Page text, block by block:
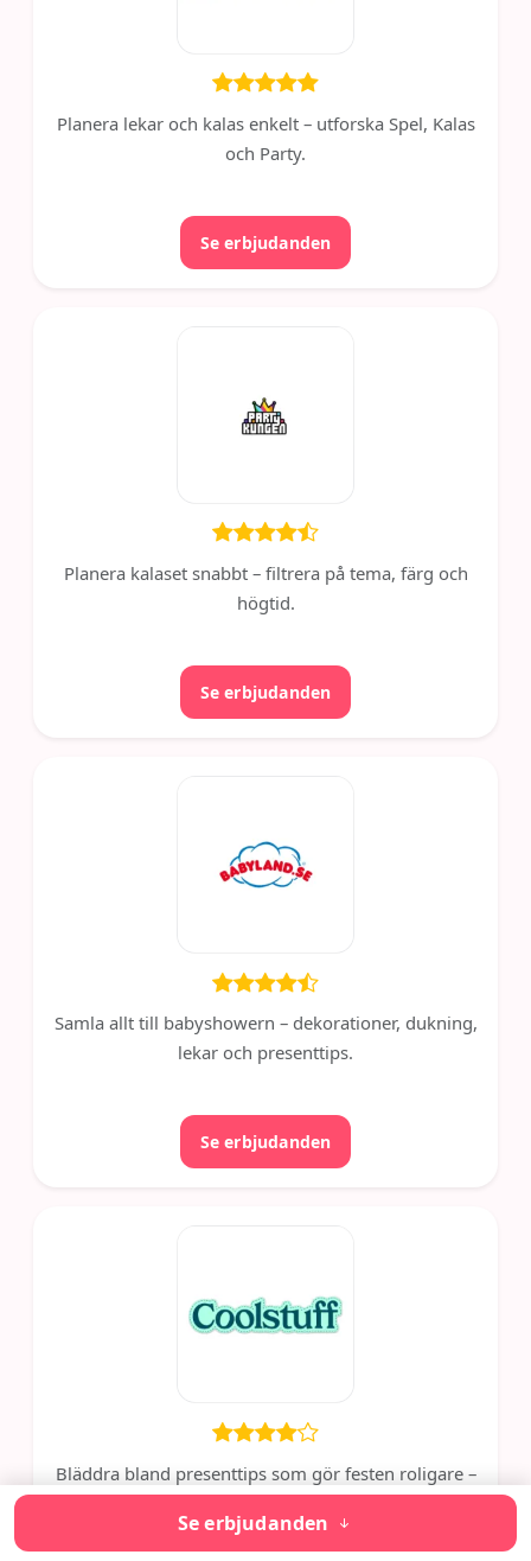
Planera lekar och kalas enkelt – utforska Spel, Kalas
och Party.
Se erbjudanden
Planera kalaset snabbt – filtrera på tema, färg och
högtid.
Se erbjudanden
Samla allt till babyshowern – dekorationer, dukning,
lekar och presenttips.
Se erbjudanden
Bläddra bland presenttips som gör festen roligare –
hitta snabbt rätt.
Se erbjudanden